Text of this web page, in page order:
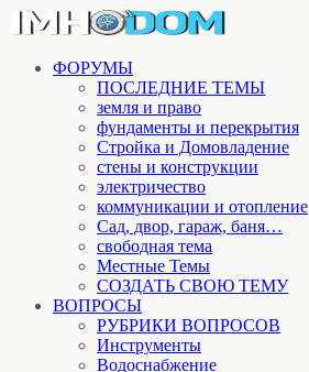
ФОРУМЫ
ПОСЛЕДНИЕ ТЕМЫ
земля и право
фундаменты и перекрытия
Стройка и Домовладение
стены и конструкции
электричество
коммуникации и отопление
Cад, двор, гараж, баня…
свободная тема
Местные Темы
СОЗДАТЬ СВОЮ ТЕМУ
ВОПРОСЫ
РУБРИКИ ВОПРОСОВ
Инструменты
Водоснабжение